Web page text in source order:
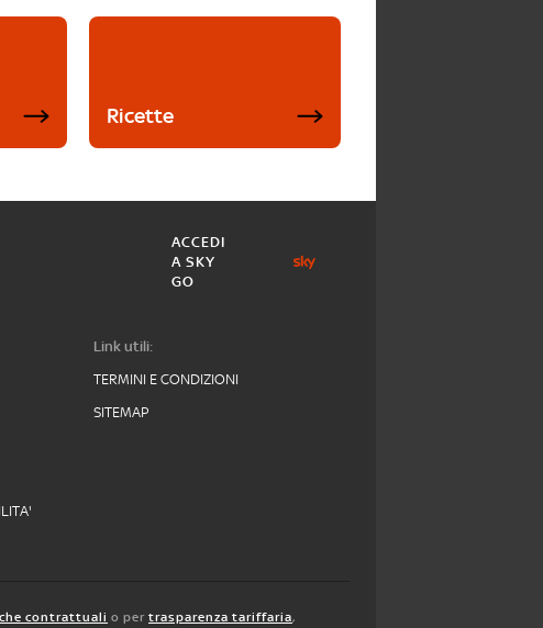
Ricette
ACCEDI
A SKY
GO
Link utili:
TERMINI E CONDIZIONI
SITEMAP
contrattuali o per trasparenza tariffaria,